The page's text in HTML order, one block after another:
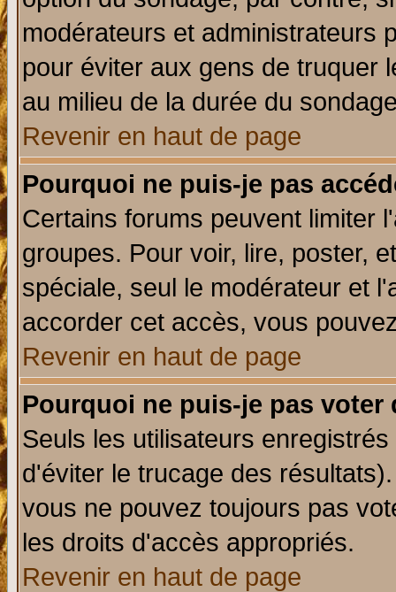
modérateurs et administrateurs
pour éviter aux gens de truquer
au milieu de la durée du
Revenir en haut de page
Pourquoi ne puis-je pas
Certains forums peuvent limiter
groupes. Pour voir, lire, poster,
spéciale, seul le modérateur et
accorder cet accès, vous
Revenir en haut de page
Pourquoi ne puis-je pas voter
Seuls les utilisateurs
d'éviter le trucage des
vous ne pouvez toujours pas
les droits d'accès appropriés.
Revenir en haut de page